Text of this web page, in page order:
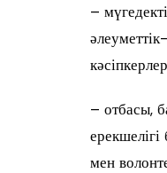
–
– отбасы,
мен